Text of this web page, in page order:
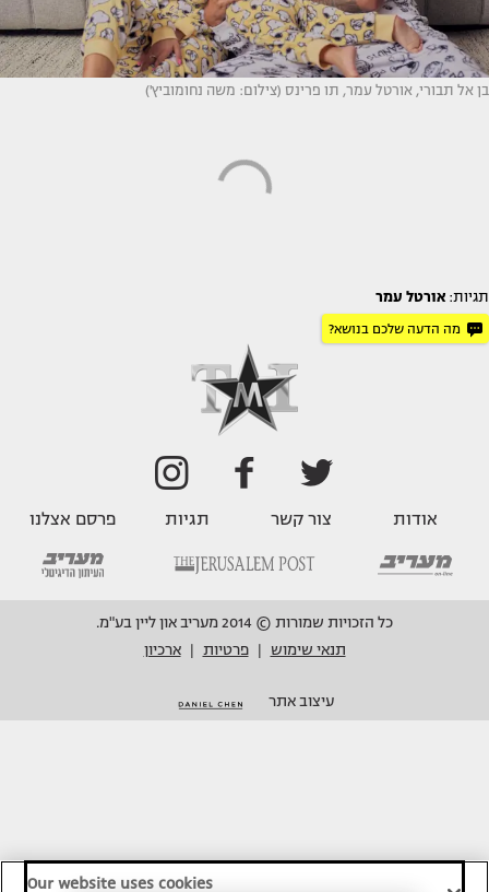
בן אל תבורי, אורטל עמר, תו פרינס (צילום: משה נחומוביץ')
תגיות: אורטל עמר
מה הדעה שלכם בנושא?
אודות צור קשר תגיות פרסם אצלנו
כל הזכויות שמורות © 2014 מעריב און ליין בע"מ.
תנאי שימוש
פרטיות ארכיון
עיצוב אתר
Our website uses cookies